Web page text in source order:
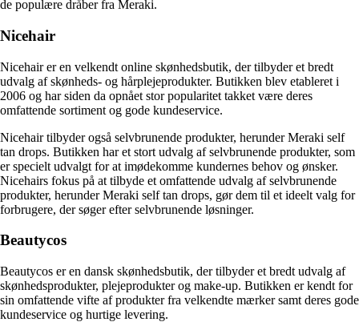
de populære dråber fra Meraki.
Nicehair
Nicehair er en velkendt online skønhedsbutik, der tilbyder et bredt
udvalg af skønheds- og hårplejeprodukter. Butikken blev etableret i
2006 og har siden da opnået stor popularitet takket være deres
omfattende sortiment og gode kundeservice.
Nicehair tilbyder også selvbrunende produkter, herunder Meraki self
tan drops. Butikken har et stort udvalg af selvbrunende produkter, som
er specielt udvalgt for at imødekomme kundernes behov og ønsker.
Nicehairs fokus på at tilbyde et omfattende udvalg af selvbrunende
produkter, herunder Meraki self tan drops, gør dem til et ideelt valg for
forbrugere, der søger efter selvbrunende løsninger.
Beautycos
Beautycos er en dansk skønhedsbutik, der tilbyder et bredt udvalg af
skønhedsprodukter, plejeprodukter og make-up. Butikken er kendt for
sin omfattende vifte af produkter fra velkendte mærker samt deres gode
kundeservice og hurtige levering.